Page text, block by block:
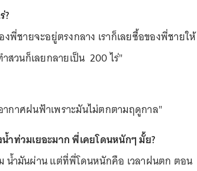
?
พี่ชายจะอยู่ตรงกลาง เราก็เลยซื้อของพี่ชายให้
สวนก็เลยกลายเป็น 200 ไร่"
ากาศฝนฟ้าเพราะมันไม่ตกตามฤดูกาล"
ำท่วมเยอะมาก พี่เคยโดนหนักๆ มั้ย?
น้ำมันผ่าน แต่ที่พี่โดนหนักคือ เวลาฝนตก ตอน